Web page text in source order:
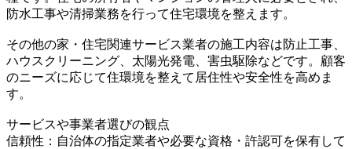
防水工事や清掃業務を行って住宅環境を整えます。
その他の家・住宅関連サービス業者の施工内容は防止工事、
ハウスクリーニング、太陽光発電、害虫駆除などです。顧客
のニーズに応じて住環境を整えて居住性や安全性を高めま
す。
サービスや事業者選びの観点
信頼性：自治体の指定業者や必要な資格・許認可を保有して